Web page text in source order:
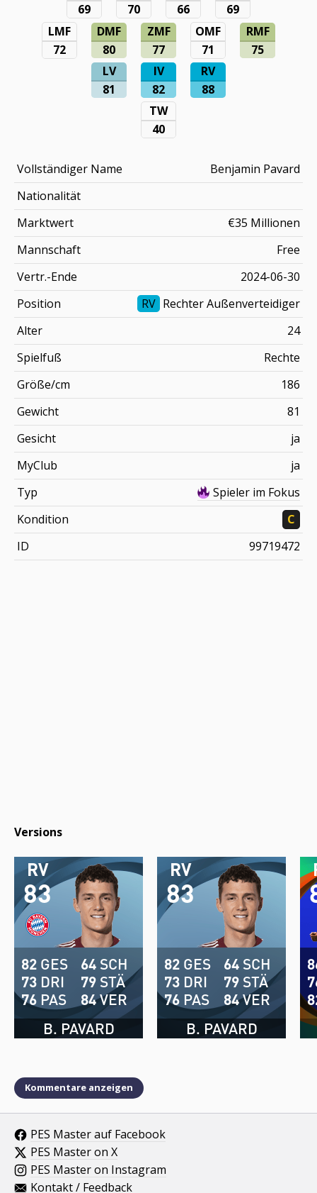
69
70
66
69
LMF
72
DMF
80
ZMF
77
OMF
71
RMF
75
LV
81
IV
82
RV
88
TW
40
Vollständiger Name
Benjamin Pavard
Nationalität
Marktwert
€35 Millionen
Mannschaft
Free
Vertr.-Ende
2024-06-30
Position
RV Rechter Außenverteidiger
Alter
24
Spielfuß
Rechte
Größe/cm
186
Gewicht
81
Gesicht
ja
MyClub
ja
Typ
Spieler im Fokus
Kondition
C
ID
99719472
Versions
83
RV
B. PAVARD
82 GES
73 DRI
76 PAS
64 SCH
79 STÄ
84VER
83
RV
B. PAVARD
82 GES
73 DRI
76 PAS
64 SCH
79 STÄ
84VER
Kommentare anzeigen
PES Master auf Facebook
PES Master on X
PES Master on Instagram
Kontakt / Feedback